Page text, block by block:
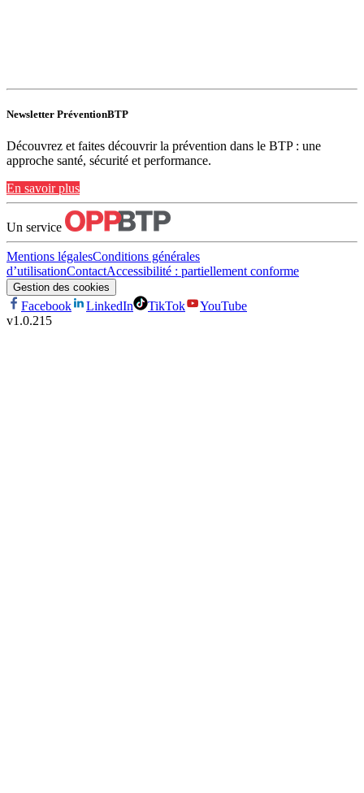
Newsletter PréventionBTP
Découvrez et faites découvrir la prévention dans le BTP : une
approche santé, sécurité et performance.
En savoir plus
Un service
Mentions légalesConditions générales
d’utilisationContactAccessibilité : partiellement conforme
Gestion des cookies
Facebook LinkedIn TikTok
YouTube
v1.0.215